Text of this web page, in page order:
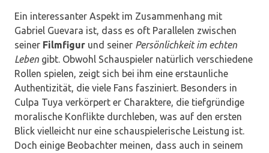
Ein interessanter Aspekt im Zusammenhang mit
Gabriel Guevara ist, dass es oft Parallelen zwischen
seiner Filmfigur und seiner Persönlichkeit im echten
Leben gibt. Obwohl Schauspieler natürlich verschiedene
Rollen spielen, zeigt sich bei ihm eine erstaunliche
Authentizität, die viele Fans fasziniert. Besonders in
Culpa Tuya verkörpert er Charaktere, die tiefgründige
moralische Konflikte durchleben, was auf den ersten
Blick vielleicht nur eine schauspielerische Leistung ist.
Doch einige Beobachter meinen, dass auch in seinem